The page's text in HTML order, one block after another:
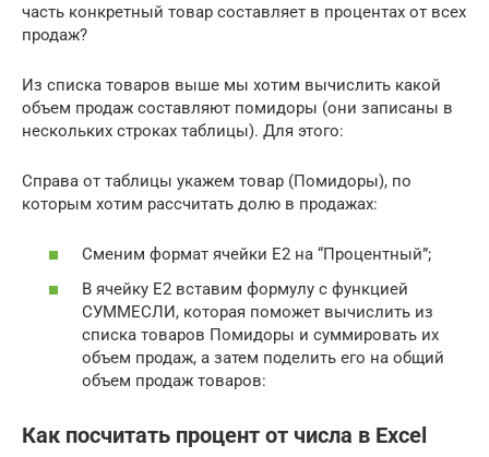
часть конкретный товар составляет в процентах от всех
продаж?
Из списка товаров выше мы хотим вычислить какой
объем продаж составляют помидоры (они записаны в
нескольких строках таблицы). Для этого:
Справа от таблицы укажем товар (Помидоры), по
которым хотим рассчитать долю в продажах:
Сменим формат ячейки E2 на “Процентный”;
В ячейку E2 вставим формулу с функцией
СУММЕСЛИ, которая поможет вычислить из
списка товаров Помидоры и суммировать их
объем продаж, а затем поделить его на общий
объем продаж товаров:
Как посчитать процент от числа в Excel